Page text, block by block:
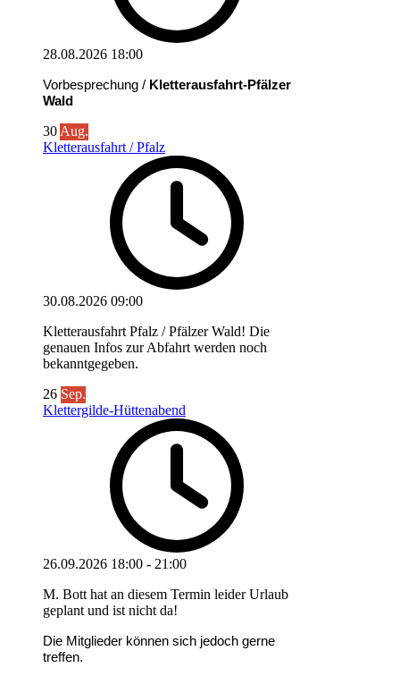
28.08.2026 18:00
Vorbesprechung / Kletterausfahrt-Pfälzer
Wald
30 Aug.
Kletterausfahrt / Pfalz
30.08.2026 09:00
Kletterausfahrt Pfalz / Pfälzer Wald! Die
genauen Infos zur Abfahrt werden noch
bekanntgegeben.
26 Sep.
Klettergilde-Hüttenabend
26.09.2026 18:00 - 21:00
M. Bott hat an diesem Termin leider Urlaub
geplant und ist nicht da!
Die Mitglieder können sich jedoch gerne
treffen.